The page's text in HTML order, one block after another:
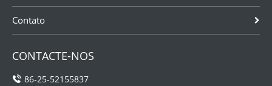
Contato
CONTACTE-NOS
86-25-52155837